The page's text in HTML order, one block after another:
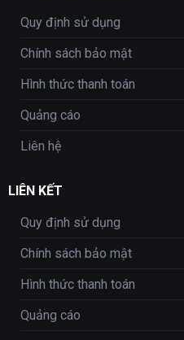
Quy định sử dụng
Chính sách bảo mật
Hình thức thanh toán
Quảng cáo
Liên hệ
LIÊN KẾT
Quy định sử dụng
Chính sách bảo mật
Hình thức thanh toán
Quảng cáo